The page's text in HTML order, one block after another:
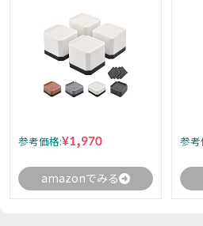
参考価格:¥1,970
amazonでみる
参考